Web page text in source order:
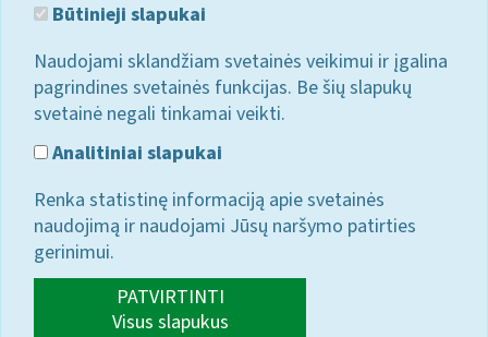
Būtinieji slapukai
Naudojami sklandžiam svetainės veikimui ir įgalina
pagrindines svetainės funkcijas. Be šių slapukų
svetainė negali tinkamai veikti.
Analitiniai slapukai
Renka statistinę informaciją apie svetainės
naudojimą ir naudojami Jūsų naršymo patirties
gerinimui.
PATVIRTINTI
Visus slapukus